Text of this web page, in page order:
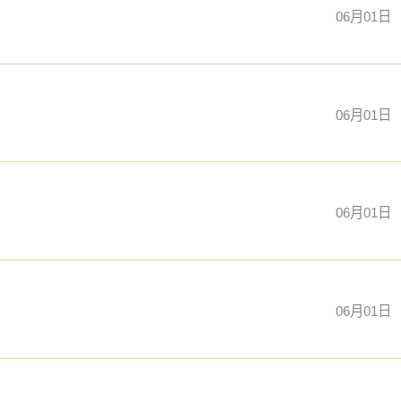
06月01日
06月01日
06月01日
06月01日